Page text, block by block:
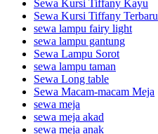
Sewa Kursi Tiffany Kayu
Sewa Kursi Tiffany Terbaru
sewa lampu fairy light
sewa lampu gantung
Sewa Lampu Sorot
sewa lampu taman
Sewa Long table
Sewa Macam-macam Meja
sewa meja
sewa meja akad
sewa meja anak